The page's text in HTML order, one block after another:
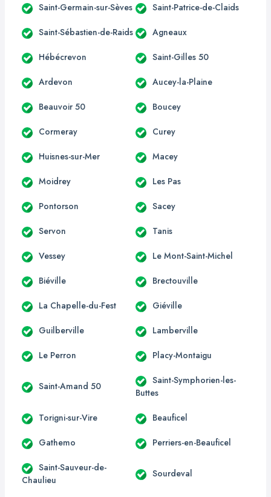
Saint-Germain-sur-Sèves Saint-Patrice-de-Claids
Saint-Sébastien-de-Raids Agneaux
Hébécrevon Saint-Gilles 50
Ardevon Aucey-la-Plaine
Beauvoir 50 Boucey
Cormeray Curey
Huisnes-sur-Mer Macey
Moidrey Les Pas
Pontorson Sacey
Servon Tanis
Vessey Le Mont-Saint-Michel
Biéville Brectouville
La Chapelle-du-Fest Giéville
Guilberville Lamberville
Le Perron Placy-Montaigu
Saint-Amand 50
Saint-Symphorien-les-
Buttes
Torigni-sur-Vire Beauficel
Gathemo Perriers-en-Beauficel
Saint-Sauveur-de-
Chaulieu
Sourdeval